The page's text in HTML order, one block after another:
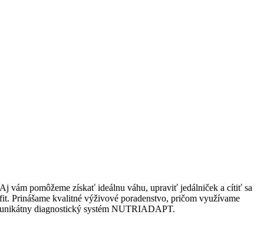
Aj vám pomôžeme získať ideálnu váhu, upraviť jedálniček a cítiť sa
fit. Prinášame kvalitné výživové poradenstvo, pričom využívame
unikátny diagnostický systém NUTRIADAPT.